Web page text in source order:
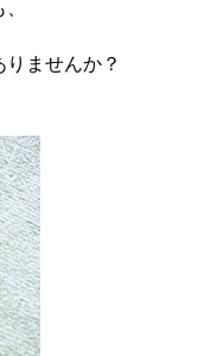
ませんか？